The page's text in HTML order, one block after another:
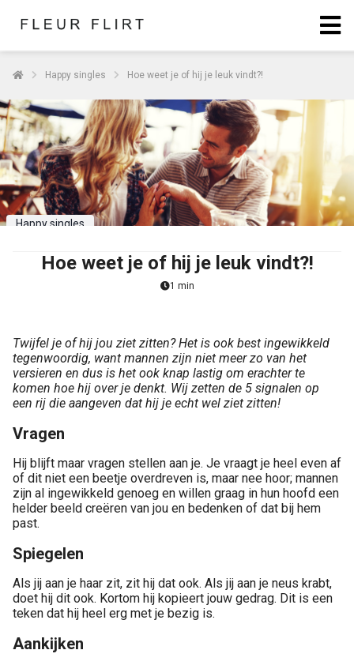
Happy singles Hoe weet je of hij je leuk vindt?!
Happy singles
Hoe weet je of hij je leuk vindt?!
1 min
Twijfel je of hij jou ziet zitten? Het is ook best ingewikkeld
tegenwoordig, want mannen zijn niet meer zo van het
versieren en dus is het ook knap lastig om erachter te
komen hoe hij over je denkt. Wij zetten de 5 signalen op
een rij die aangeven dat hij je echt wel ziet zitten!
Vragen
Hij blijft maar vragen stellen aan je. Je vraagt je heel even af
of dit niet een beetje overdreven is, maar nee hoor; mannen
zijn al ingewikkeld genoeg en willen graag in hun hoofd een
helder beeld creëren van jou en bedenken of dat bij hem
past.
Spiegelen
Als jij aan je haar zit, zit hij dat ook. Als jij aan je neus krabt,
doet hij dit ook. Kortom hij kopieert jouw gedrag. Dit is een
teken dat hij heel erg met je bezig is.
Aankijken